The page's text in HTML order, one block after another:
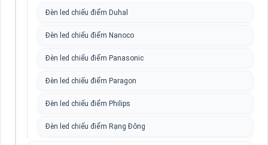
Đèn led chiếu điểm Duhal
Đèn led chiếu điểm Nanoco
Đèn led chiếu điểm Panasonic
Đèn led chiếu điểm Paragon
Đèn led chiếu điểm Philips
Đèn led chiếu điểm Rạng Đông